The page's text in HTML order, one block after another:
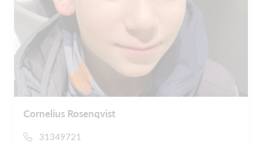
Cornelius Rosenqvist
31349721